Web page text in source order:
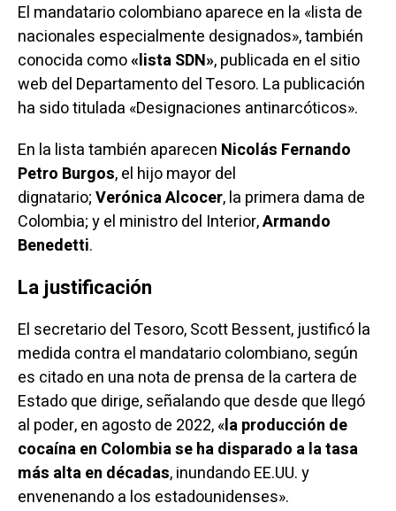
El mandatario colombiano aparece en la «lista de
nacionales especialmente designados», también
conocida como«lista SDN»,publicada en el sitio
web del Departamento del Tesoro. La publicación
ha sido titulada «Designaciones antinarcóticos».
En la lista también aparecen Nicolás Fernando
Petro Burgos, el hijo mayor del
dignatario;Verónica Alcocer, la primera dama de
Colombia; y el ministro del Interior,Armando
Benedetti.
La justificación
El secretario del Tesoro, Scott Bessent, justificó la
medida contra el mandatario colombiano, según
es citado en una nota de prensa de la cartera de
Estado que dirige, señalando que desde que llegó
al poder, en agosto de 2022, «la producción de
cocaína en Colombia se ha disparado a la tasa
más alta en décadas, inundando EE.UU. y
envenenando a los estadounidenses».